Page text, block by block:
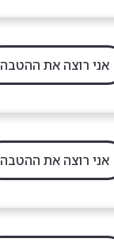
אני רוצה את ההטבה
אני רוצה את ההטבה